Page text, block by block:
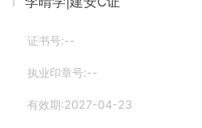
证书号:--
执业印章号:--
有效期:2027-04-23